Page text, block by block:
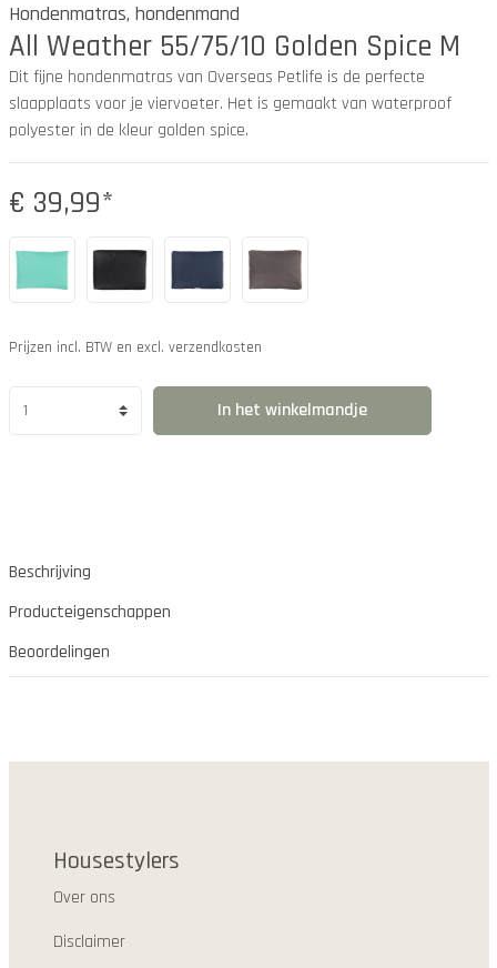
Hondenmatras, hondenmand
All Weather 55/75/10 Golden Spice M
Dit fijne hondenmatras van Overseas Petlife is de perfecte
slaapplaats voor je viervoeter. Het is gemaakt van waterproof
polyester in de kleur golden spice.
€ 39,99*
Prijzen incl. BTW en excl. verzendkosten
In het winkelmandje
Beschrijving
Producteigenschappen
Beoordelingen
Housestylers
Over ons
Disclaimer